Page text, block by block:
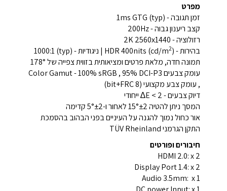
מפרט
זמן תגובה - 1ms GTG (typ)
קצב ריענון גבוה - 200Hz
רזולוציה - 2K 2560x1440
בהירות - HDR 400nits (cd/m 2) | ניגודיות - (typ) 1000:1
תמונה חדה, מלאת פרטים ומציאותית בזווית צפייה של 178°
עומק צבעים Color Gamut - 100% sRGB , 95% DCI-P3
, עומק צבע מקצועי (8 bit+FRC)
דיוק צבעים - E < 2∆ ייחודי
המסך ניתן להטיה 15°±2 לאחור ו-5°±2 קדימה
אור כחול נמוך להגנה על העיניים בפני הבהוב בהסמכת
התקן הגרמני TÜV Rheinland
חיבורים ופורטים
HDMI 2.0: x 2
Display Port 1.4: x 2
Audio 3.5mm: x 1